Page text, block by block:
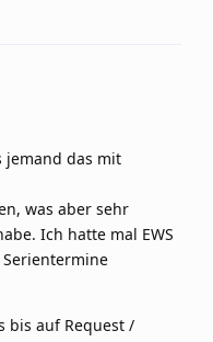
jemand das mit
was aber sehr
Ich hatte mal EWS
bis auf Request /